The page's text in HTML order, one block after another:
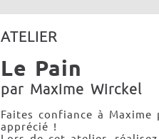
ATELIER
Le Pain
par Maxime Wirckel
Faites confiance à
apprécié !